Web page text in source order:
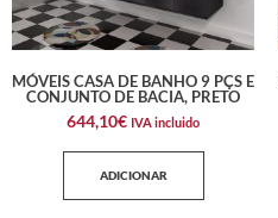
MÓVEIS CASA DE BANHO 9 PÇS E
CONJUNTO DE BACIA, PRETO
644,10€ IVA incluido
ADICIONAR